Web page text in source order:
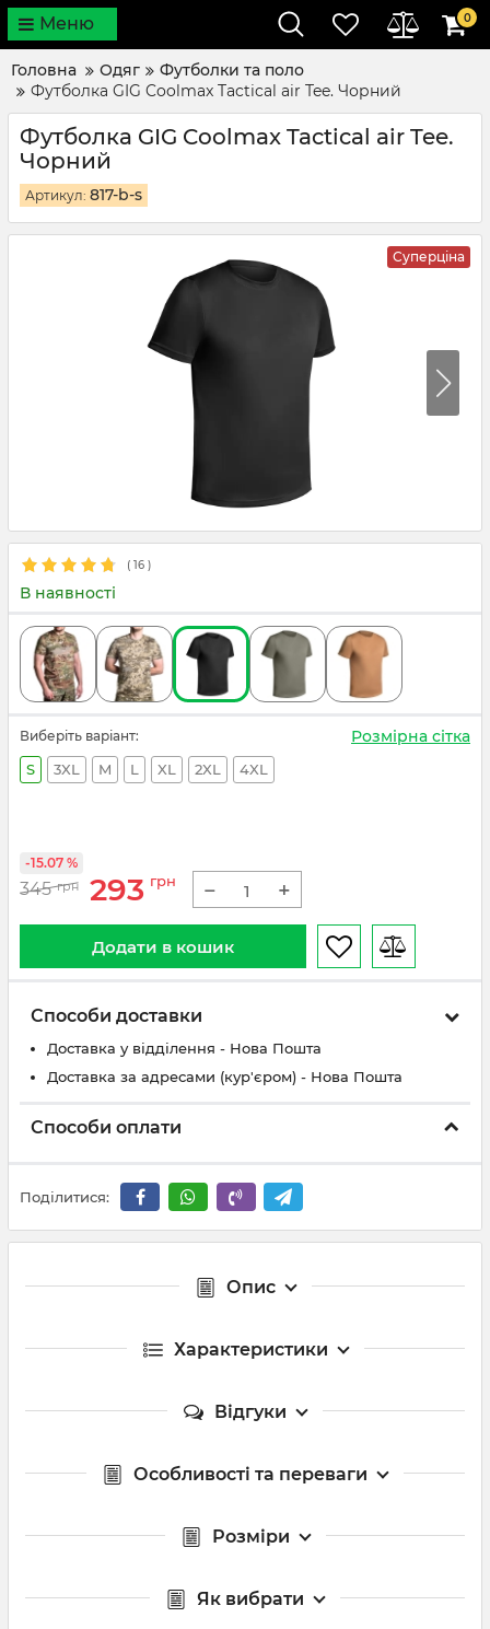
Меню 0
Головна Одяг
Футболки та поло
Футболка GIG Coolmax Tactical air Tee. Чорний
Футболка GIG Coolmax Tactical air Tee.
Чорний
Артикул: 817-b-s
Суперціна
( 16 )
В наявності
Виберіть варіант:
S 3XL M L XL 2XL 4XL
Розмірна сітка
345 грн 293 грн
-15.07 %
− +
Додати в кошик
Способи доставки
Доставка у відділення - Нова Пошта
Доставка за адресами (кур'єром) - Нова Пошта
Способи оплати
Поділитися:
Опис
Характеристики
Відгуки
Особливості та переваги
Розміри
Як вибрати